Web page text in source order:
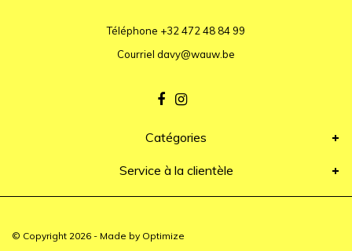
Téléphone +32 472 48 84 99
Courriel davy@wauw.be
Catégories
Service à la clientèle
© Copyright 2026 - Made by Optimize